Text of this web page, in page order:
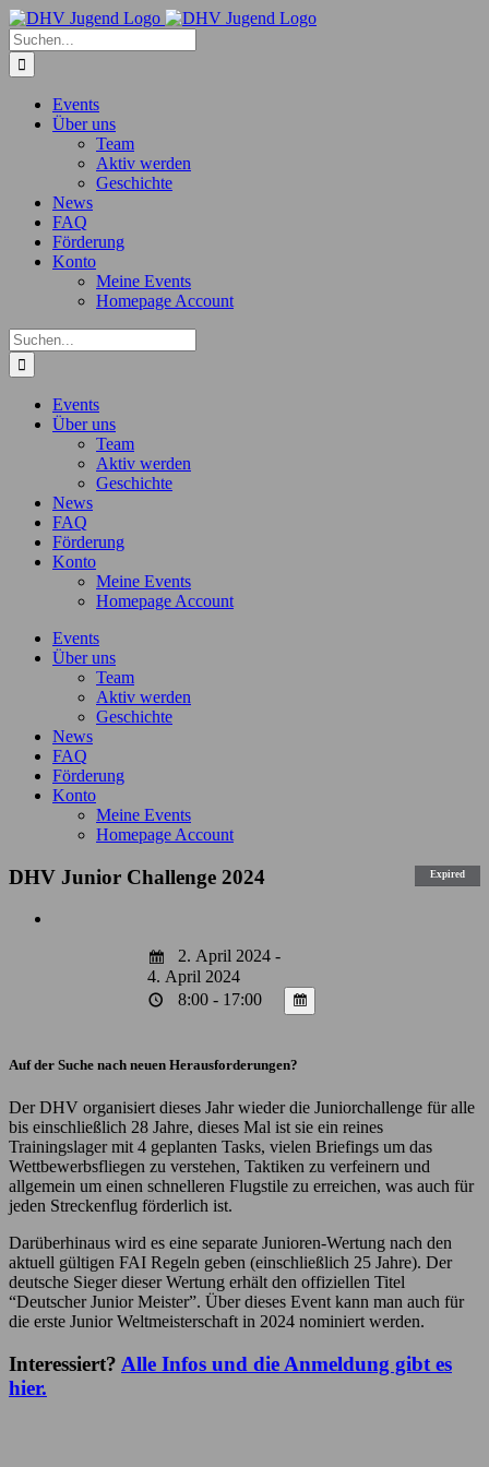
Zum
Inhalt
springen
Suche
nach:
Events
Über uns
Team
Aktiv werden
Geschichte
News
FAQ
Förderung
Konto
Meine Events
Homepage Account
Suche
nach:
Events
Über uns
Team
Aktiv werden
Geschichte
News
FAQ
Förderung
Konto
Meine Events
Homepage Account
Events
Über uns
Team
Aktiv werden
Geschichte
News
FAQ
Förderung
Konto
Meine Events
Homepage Account
Expired
DHV Junior Challenge 2024
2. April 2024 -
4. April 2024
8:00 - 17:00
Auf der Suche nach neuen Herausforderungen?
Der DHV organisiert dieses Jahr wieder die Juniorchallenge für alle
bis einschließlich 28 Jahre, dieses Mal ist sie ein reines
Trainingslager mit 4 geplanten Tasks, vielen Briefings um das
Wettbewerbsfliegen zu verstehen, Taktiken zu verfeinern und
allgemein um einen schnelleren Flugstile zu erreichen, was auch für
jeden Streckenflug förderlich ist.
Darüberhinaus wird es eine separate Junioren-Wertung nach den
aktuell gültigen FAI Regeln geben (einschließlich 25 Jahre). Der
deutsche Sieger dieser Wertung erhält den offiziellen Titel
“Deutscher Junior Meister”. Über dieses Event kann man auch für
die erste Junior Weltmeisterschaft in 2024 nominiert werden.
Interessiert? Alle Infos und die Anmeldung gibt es
hier.